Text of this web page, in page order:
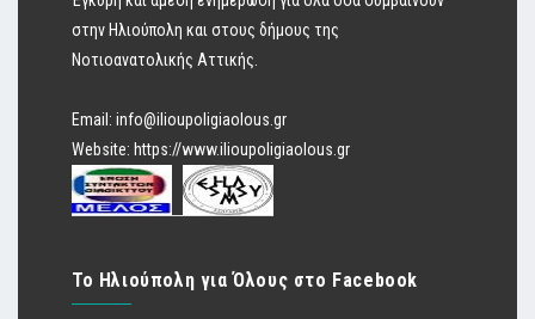
στην Ηλιούπολη και στους δήμους της
Νοτιοανατολικής Αττικής.
Email: info@ilioupoligiaolous.gr
Website: https://www.ilioupoligiaolous.gr
Το Ηλιούπολη για Όλους στο Facebook